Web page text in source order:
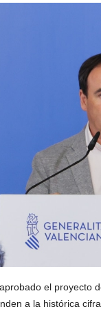
el proyecto
a la histórica